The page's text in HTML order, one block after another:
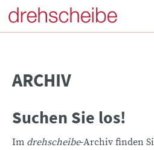
ARCHIV
Suchen Sie los!
Im drehscheibe-Archiv finden